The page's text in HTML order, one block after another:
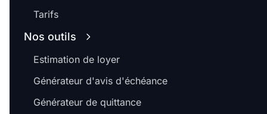
Tarifs
Nos outils
Estimation de loyer
Générateur d'avis d'échéance
Générateur de quittance